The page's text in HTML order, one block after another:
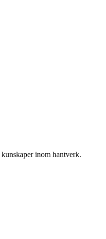
inom hantverk.